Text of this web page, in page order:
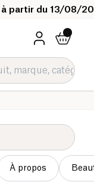
à partir du 13/08/
À propos